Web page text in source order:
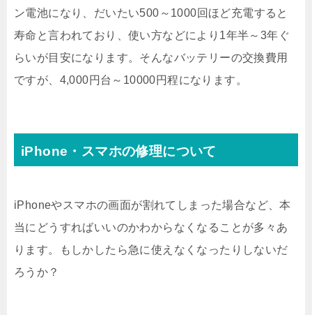
ン電池になり、だいたい500～1000回ほど充電すると
寿命と言われており、使い方などにより1年半～3年ぐ
らいが目安になります。そんなバッテリーの交換費用
ですが、4,000円台～10000円程になります。
iPhone・スマホの修理について
iPhoneやスマホの画面が割れてしまった場合など、本
当にどうすればいいのかわからなくなることが多々あ
ります。もしかしたら急に使えなくなったりしないだ
ろうか？